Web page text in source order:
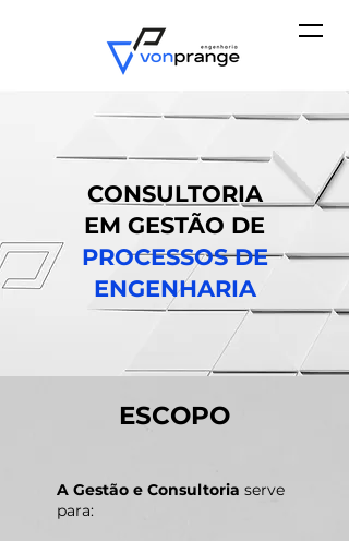
CONSULTORIA
EM GESTÃO DE
PROCESSOS DE
ENGENHARIA
ESCOPO
A Gestão e Consultoria serve
para: